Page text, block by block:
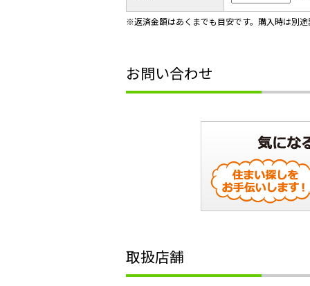
※返済金額はあくまでも目安です。購入時は別
お問い合わせ
取扱店舗